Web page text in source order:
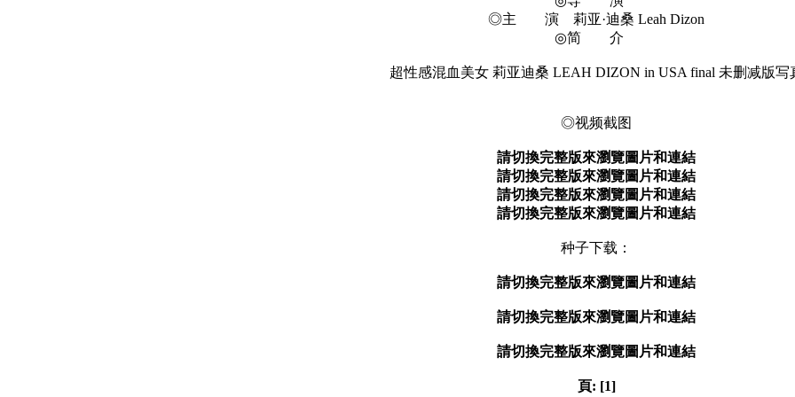
◎主 演 莉亚·迪桑 Leah Dizon
◎简 介
超性感混血美女 莉亚迪桑 LEAH DIZON in USA final 未删减版写
◎视频截图
請切換完整版來瀏覽圖片和連結
請切換完整版來瀏覽圖片和連結
請切換完整版來瀏覽圖片和連結
請切換完整版來瀏覽圖片和連結
种子下载：
請切換完整版來瀏覽圖片和連結
請切換完整版來瀏覽圖片和連結
請切換完整版來瀏覽圖片和連結
頁: [1]